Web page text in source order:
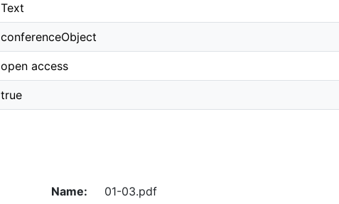
Text
conferenceObject
open access
true
Name:
01-03.pdf